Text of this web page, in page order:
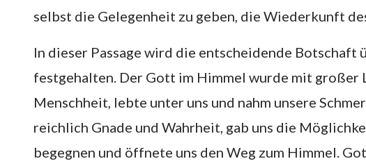
selbst die Gelegenheit zu geben, die Wiederkunft
In dieser Passage wird die entscheidende Botschaft
festgehalten. Der Gott im Himmel wurde mit großer
Menschheit, lebte unter uns und nahm unsere
reichlich Gnade und Wahrheit, gab uns die
begegnen und öffnete uns den Weg zum Himmel.